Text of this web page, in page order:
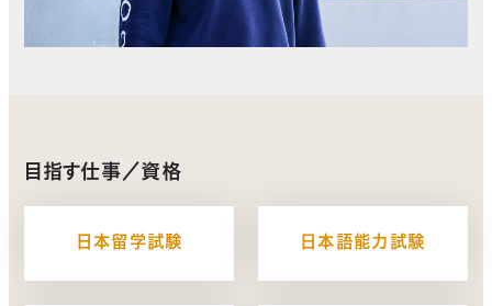
目指す仕事／資格
日本留学試験 日本語能力試験